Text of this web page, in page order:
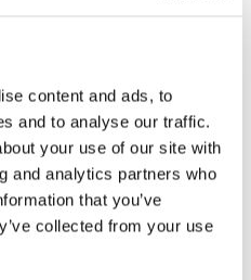
content and ads, to
and to analyse our traffic.
your use of our site with
and analytics partners who
that you’ve
collected from your use
OFFICE
de abril
no será publicada.
con *